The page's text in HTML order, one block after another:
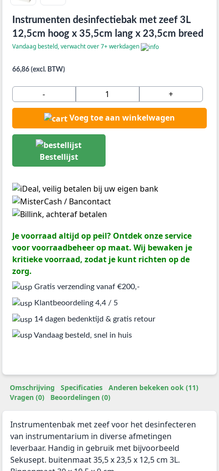
Instrumenten desinfectiebak met zeef 3L
12,5cm hoog x 35,5cm lang x 23,5cm breed
Vandaag besteld, verwacht over 7+ werkdagen
66,86 (excl. BTW)
- +
Voeg toe aan winkelwagen
Bestellijst
Je voorraad altijd op peil? Ontdek onze service
voor voorraadbeheer op maat. Wij bewaken je
kritieke voorraad, zodat je kunt richten op de
zorg.
Gratis verzending vanaf €200,-
Klantbeoordeling 4,4 / 5
14 dagen bedenktijd & gratis retour
Vandaag besteld, snel in huis
Omschrijving Specificaties
Anderen bekeken ook (11)
Vragen (0)
Beoordelingen (0)
Instrumentenbak met zeef voor het desinfecteren
van instrumentarium in diverse afmetingen
leverbaar. Handig in gebruik met bijvoorbeeld
Sekusept. buitenmaat 35,5 x 23,5 x 12,5 cm 3L.